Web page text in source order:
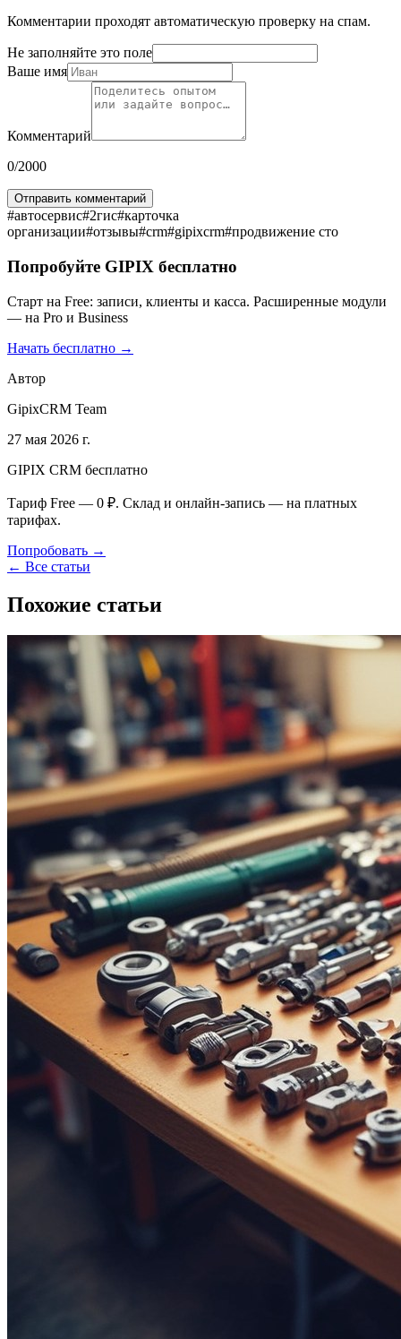
Комментарии проходят автоматическую проверку на спам.
Не заполняйте это поле
Ваше имя
Комментарий
0/2000
Отправить комментарий
#автосервис#2гис#карточка
организации#отзывы#crm#gipixcrm#продвижение стo
Попробуйте GIPIX бесплатно
Старт на Free: записи, клиенты и касса. Расширенные модули
— на Pro и Business
Начать бесплатно →
Автор
GipixCRM Team
27 мая 2026 г.
GIPIX CRM бесплатно
Тариф Free — 0 ₽. Склад и онлайн-запись — на платных
тарифах.
Попробовать →
← Все статьи
Похожие статьи